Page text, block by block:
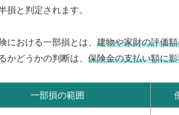
損と判定されます。
における一部損とは、 建物や家財の評価
かどうかの判断は、 保険金の支払い額に
一部損の範囲